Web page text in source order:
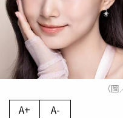
（
A+ A-